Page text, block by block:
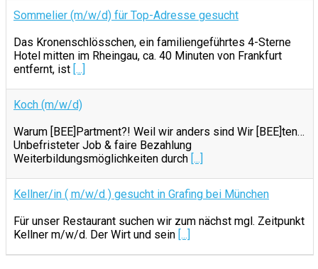
Sommelier (m/w/d) für Top-Adresse gesucht
Das Kronenschlösschen, ein familiengeführtes 4-Sterne
Hotel mitten im Rheingau, ca. 40 Minuten von Frankfurt
entfernt, ist [...]
Koch (m/w/d)
Warum [BEE]Partment?! Weil wir anders sind Wir [BEE]ten…
Unbefristeter Job & faire Bezahlung
Weiterbildungsmöglichkeiten durch [...]
Kellner/in ( m/w/d ) gesucht in Grafing bei München
Für unser Restaurant suchen wir zum nächst mgl. Zeitpunkt
Kellner m/w/d. Der Wirt und sein [...]